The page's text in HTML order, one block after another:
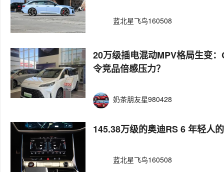
蓝北星飞鸟160508
20万级插电混动MPV格局生变
令竞品倍感压力？
奶茶朋友星980428
145.38万级的奥迪RS 6 年轻人
蓝北星飞鸟160508